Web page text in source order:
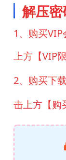
解压
1、购买
上方【VIP
2、购买下
击上方【购